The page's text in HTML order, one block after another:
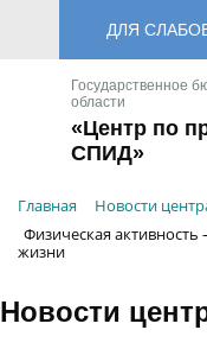
ДЛЯ
Государственное
области
«Центр по
СПИД»
Главная
Новости
Физическая
жизни
Новости